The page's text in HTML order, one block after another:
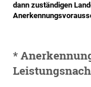
dann zuständigen
*